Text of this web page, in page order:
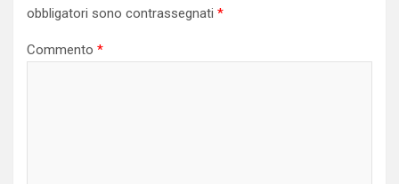
obbligatori sono contrassegnati *
Commento *